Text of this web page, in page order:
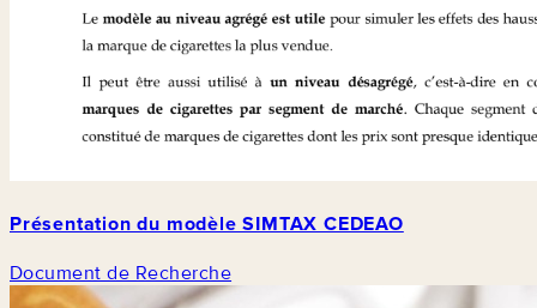
Présentation du modèle SIMTAX CEDEAO
Document de Recherche